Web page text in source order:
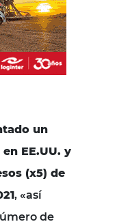
un
EE.UU. y
(x5) de
, «así
de